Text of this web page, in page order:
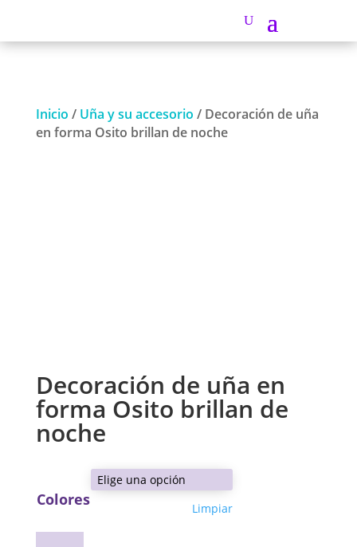
Inicio / Uña y su accesorio / Decoración de uña
en forma Osito brillan de noche
Decoración de uña en
forma Osito brillan de
noche
Colores Limpiar